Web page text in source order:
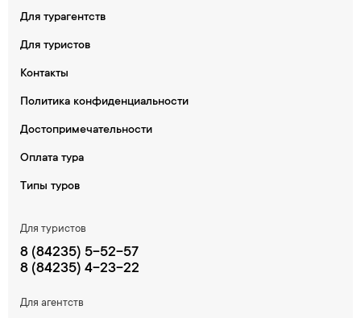
Для турагентств
Для туристов
Контакты
Политика конфиденциальности
Достопримечательности
Оплата тура
Типы туров
Для туристов
8 (84235) 5-52-57
8 (84235) 4-23-22
Для агентств